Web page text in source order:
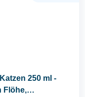
250 ml -
Flöhe,